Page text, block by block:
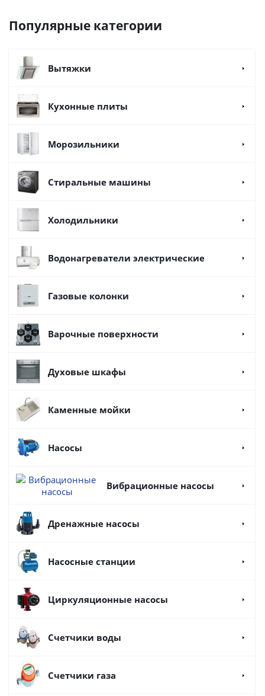
Популярные категории
Вытяжки
Кухонные плиты
Морозильники
Стиральные машины
Холодильники
Водонагреватели электрические
Газовые колонки
Варочные поверхности
Духовые шкафы
Каменные мойки
Насосы
Вибрационные насосы
Дренажные насосы
Насосные станции
Циркуляционные насосы
Счетчики воды
Счетчики газа